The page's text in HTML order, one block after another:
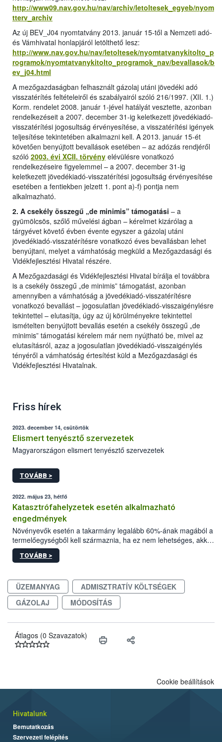
http://www09.nav.gov.hu/nav/archiv/letoltesek_egyeb/nyom
tterv_archiv
Az új BEV_J04 nyomtatvány 2013. január 15-től a Nemzeti adó-
és Vámhivatal honlapjáról letölthető lesz:
http://www.nav.gov.hu/nav/letoltesek/nyomtatvanykitolto_p
rogramok/nyomtatvanykitolto_programok_nav/bevallasok/b
ev_j04.html
A mezőgazdaságban felhasznált gázolaj utáni jövedéki adó
visszatérítés feltételeiről és szabályairól szóló 216/1997. (XII. 1.)
Korm. rendelet 2008. január 1-jével hatályát vesztette, azonban
rendelkezéseit a 2007. december 31-ig keletkezett jövedékiadó-
visszatérítési jogosultság érvényesítése, a visszatérítési igények
teljesítése tekintetében alkalmazni kell. A 2013. január 15-ét
követően benyújtott bevallások esetében – az adózás rendjéről
szóló 2003. évi XCII. törvény elévülésre vonatkozó
rendelkezéseire figyelemmel – a 2007. december 31-ig
keletkezett jövedékiadó-visszatérítési jogosultság érvényesítése
esetében a fentiekben jelzett 1. pont a)-f) pontja nem
alkalmazható.
2. A csekély összegű „de minimis” támogatási – a
gyümölcsös, szőlő művelési ágban – kérelmet kizárólag a
tárgyévet követő évben évente egyszer a gázolaj utáni
jövedékiadó-visszatérítésre vonatkozó éves bevallásban lehet
benyújtani, melyet a vámhatóság megküld a Mezőgazdasági és
Vidékfejlesztési Hivatal részére.
A Mezőgazdasági és Vidékfejlesztési Hivatal bírálja el továbbra
is a csekély összegű „de minimis” támogatást, azonban
amennyiben a vámhatóság a jövedékiadó-visszatérítésre
vonatkozó bevallást – jogosulatlan jövedékiadó-visszaigénylésre
tekintettel – elutasítja, úgy az új körülményekre tekintettel
ismételten benyújtott bevallás esetén a csekély összegű „de
minimis” támogatási kérelem már nem nyújtható be, mivel az
elutasításról, azaz a jogosulatlan jövedékiadó-visszaigénylés
tényéről a vámhatóság értesítést küld a Mezőgazdasági és
Vidékfejlesztési Hivatalnak.
Friss hírek
2023. december 14, csütörtök
Elismert tenyésztő szervezetek
Magyarországon elismert tenyésztő szervezetek
TOVÁBB >
2022. május 23, hétfő
Katasztrófahelyzetek esetén alkalmazható
engedmények
Növényevők esetén a takarmány legalább 60%-ának magából a
termelőegységből kell származnia, ha ez nem lehetséges, akkor
más ökológiai gazdaságokkal együttműködésben kell előállítani.
Az emlősök táplálása során előtérbe kell helyezni az anyatejes
TOVÁBB >
ÜZEMANYAG
ADMISZTRATÍV KÖLTSÉGEK
GÁZOLAJ
MÓDOSÍTÁS
Átlagos (0 Szavazatok)
Cookie beállítások
Hivatalunk
Bemutatkozás
Szervezeti felépítés